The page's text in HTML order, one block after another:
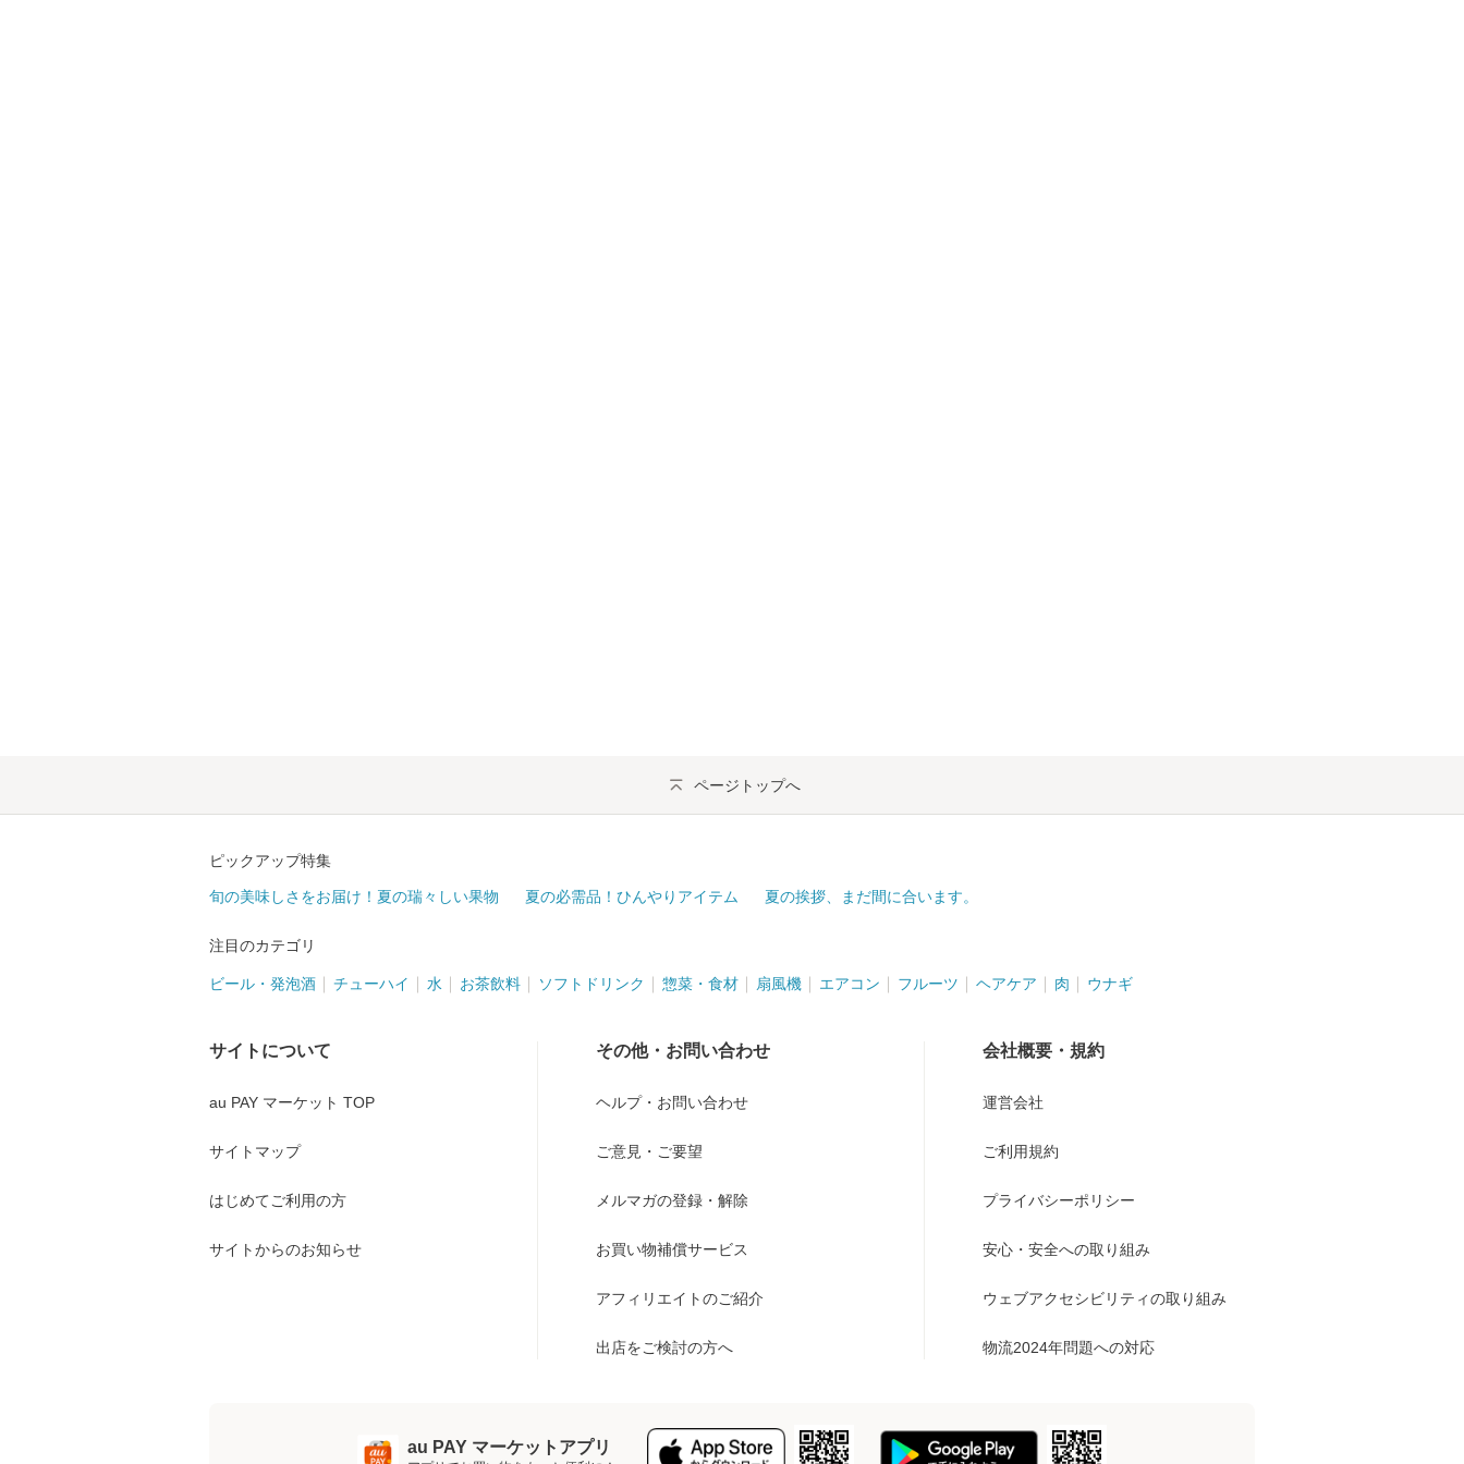
ページトップへ
ピックアップ特集
旬の美味しさをお届け！夏の瑞々しい果物 夏の必需品！ひんやりアイテム 夏の挨拶、まだ間に合います。
注目のカテゴリ
ビール・発泡酒 チューハイ 水 お茶飲料 ソフトドリンク 惣菜・食材 扇風機 エアコン フルーツ ヘアケア 肉 ウナギ
サイトについて
au PAY マーケット TOP
サイトマップ
はじめてご利用の方
サイトからのお知らせ
その他・お問い合わせ
ヘルプ・お問い合わせ
ご意見・ご要望
メルマガの登録・解除
お買い物補償サービス
アフィリエイトのご紹介
出店をご検討の方へ
会社概要・規約
運営会社
ご利用規約
プライバシーポリシー
安心・安全への取り組み
ウェブアクセシビリティの取り組み
物流2024年問題への対応
au PAY マーケットアプリ